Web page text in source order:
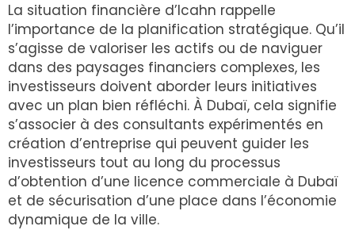
La situation financière d’Icahn rappelle
l’importance de la planification stratégique. Qu’il
s’agisse de valoriser les actifs ou de naviguer
dans des paysages financiers complexes, les
investisseurs doivent aborder leurs initiatives
avec un plan bien réfléchi. À Dubaï, cela signifie
s’associer à des consultants expérimentés en
création d’entreprise qui peuvent guider les
investisseurs tout au long du processus
d’obtention d’une licence commerciale à Dubaï
et de sécurisation d’une place dans l’économie
dynamique de la ville.